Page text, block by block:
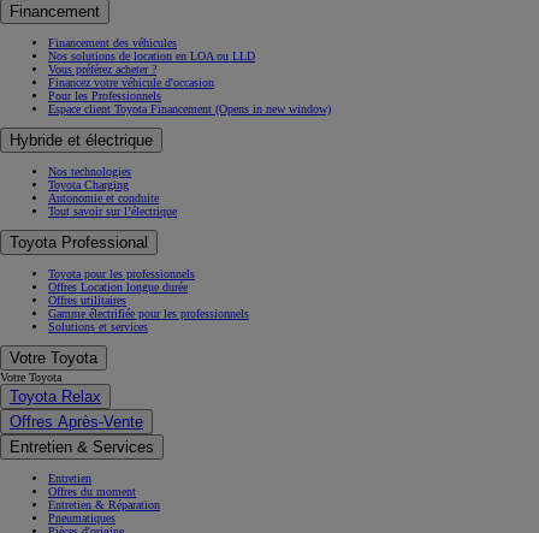
Financement
Financement des véhicules
Nos solutions de location en LOA ou LLD
Vous préférez acheter ?
Financez votre véhicule d'occasion
Pour les Professionnels
Espace client Toyota Financement (Opens in new window)
Hybride et électrique
Nos technologies
Toyota Charging
Autonomie et conduite
Tout savoir sur l’électrique
Toyota Professional
Toyota pour les professionnels
Offres Location longue durée
Offres utilitaires
Gamme électrifiée pour les professionnels
Solutions et services
Votre Toyota
Votre Toyota
Toyota Relax
Offres Après-Vente
Entretien & Services
Entretien
Offres du moment
Entretien & Réparation
Pneumatiques